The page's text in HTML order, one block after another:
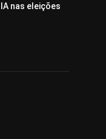
nas eleições